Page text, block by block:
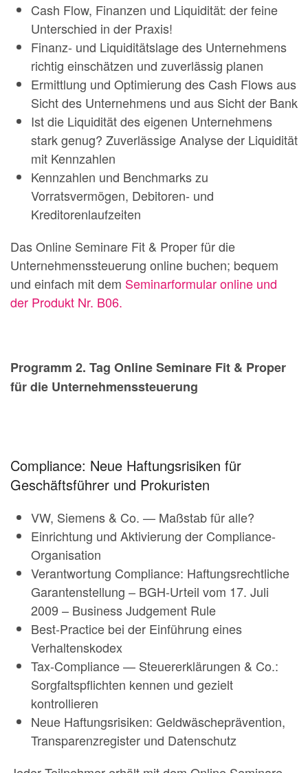
Cash Flow, Finanzen und Liquidität: der feine
Unterschied in der Praxis!
Finanz- und Liquiditätslage des Unternehmens
richtig einschätzen und zuverlässig planen
Ermittlung und Optimierung des Cash Flows aus
Sicht des Unternehmens und aus Sicht der Bank
Ist die Liquidität des eigenen Unternehmens
stark genug? Zuverlässige Analyse der Liquidität
mit Kennzahlen
Kennzahlen und Benchmarks zu
Vorratsvermögen, Debitoren- und
Kreditorenlaufzeiten
Das Online Seminare Fit & Proper für die
Unternehmenssteuerung online buchen; bequem
und einfach mit dem Seminarformular online und
der Produkt Nr. B06.
Programm 2. Tag Online Seminare Fit & Proper
für die Unternehmenssteuerung
Compliance: Neue Haftungsrisiken für
Geschäftsführer und Prokuristen
VW, Siemens & Co. — Maßstab für alle?
Einrichtung und Aktivierung der Compliance-
Organisation
Verantwortung Compliance: Haftungsrechtliche
Garantenstellung – BGH-Urteil vom 17. Juli
2009 – Business Judgement Rule
Best-Practice bei der Einführung eines
Verhaltenskodex
Tax-Compliance — Steuererklärungen & Co.:
Sorgfaltspflichten kennen und gezielt
kontrollieren
Neue Haftungsrisiken: Geldwäscheprävention,
Transparenzregister und Datenschutz